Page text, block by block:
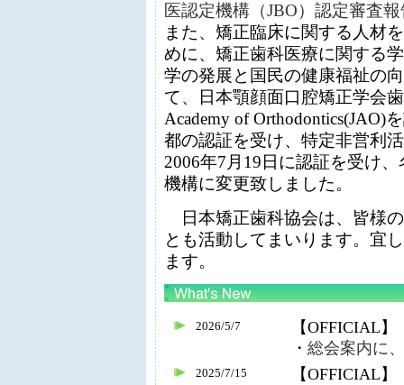
医認定機構（JBO）認定審査
また、矯正臨床に関する人材
めに、矯正歯科医療に関する
学の発展と国民の健康福祉の
て、日本顎顔面口腔矯正学会歯
Academy of Orthodontics(JAO)
都の認証を受け、特定非営利
2006年7月19日に認証を受け
機構に変更致しました。
日本矯正歯科協会は、皆様
とも活動してまいります。宜
ます。
2026/5/7
【OFFICIAL】
・ 総会案内に
2025/7/15
【OFFICIAL】